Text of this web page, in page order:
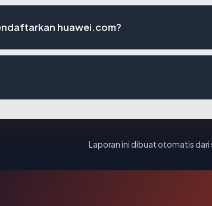
huawei.com?
Laporan ini dibuat otomatis dari